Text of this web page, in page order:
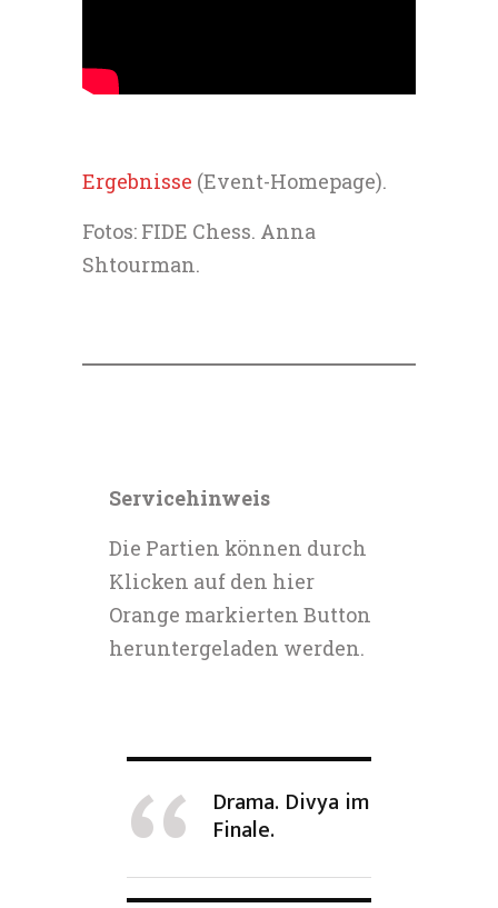
Ergebnisse (Event-Homepage).
Fotos: FIDE Chess. Anna
Shtourman.
Servicehinweis
Die Partien können durch
Klicken auf den hier
Orange markierten Button
heruntergeladen werden.
Drama. Divya im
Finale.